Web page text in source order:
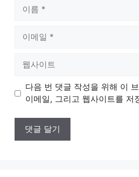
트
다음 번 댓글 작성을 위해 이
이메일, 그리고 웹사이트를 저